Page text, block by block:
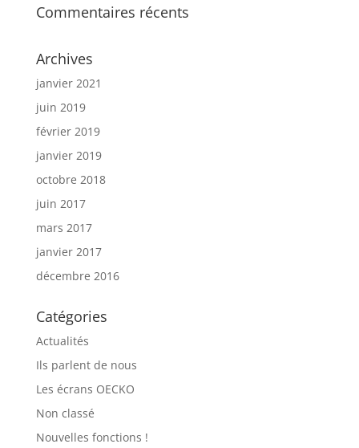
Commentaires récents
Archives
janvier 2021
juin 2019
février 2019
janvier 2019
octobre 2018
juin 2017
mars 2017
janvier 2017
décembre 2016
Catégories
Actualités
Ils parlent de nous
Les écrans OECKO
Non classé
Nouvelles fonctions !